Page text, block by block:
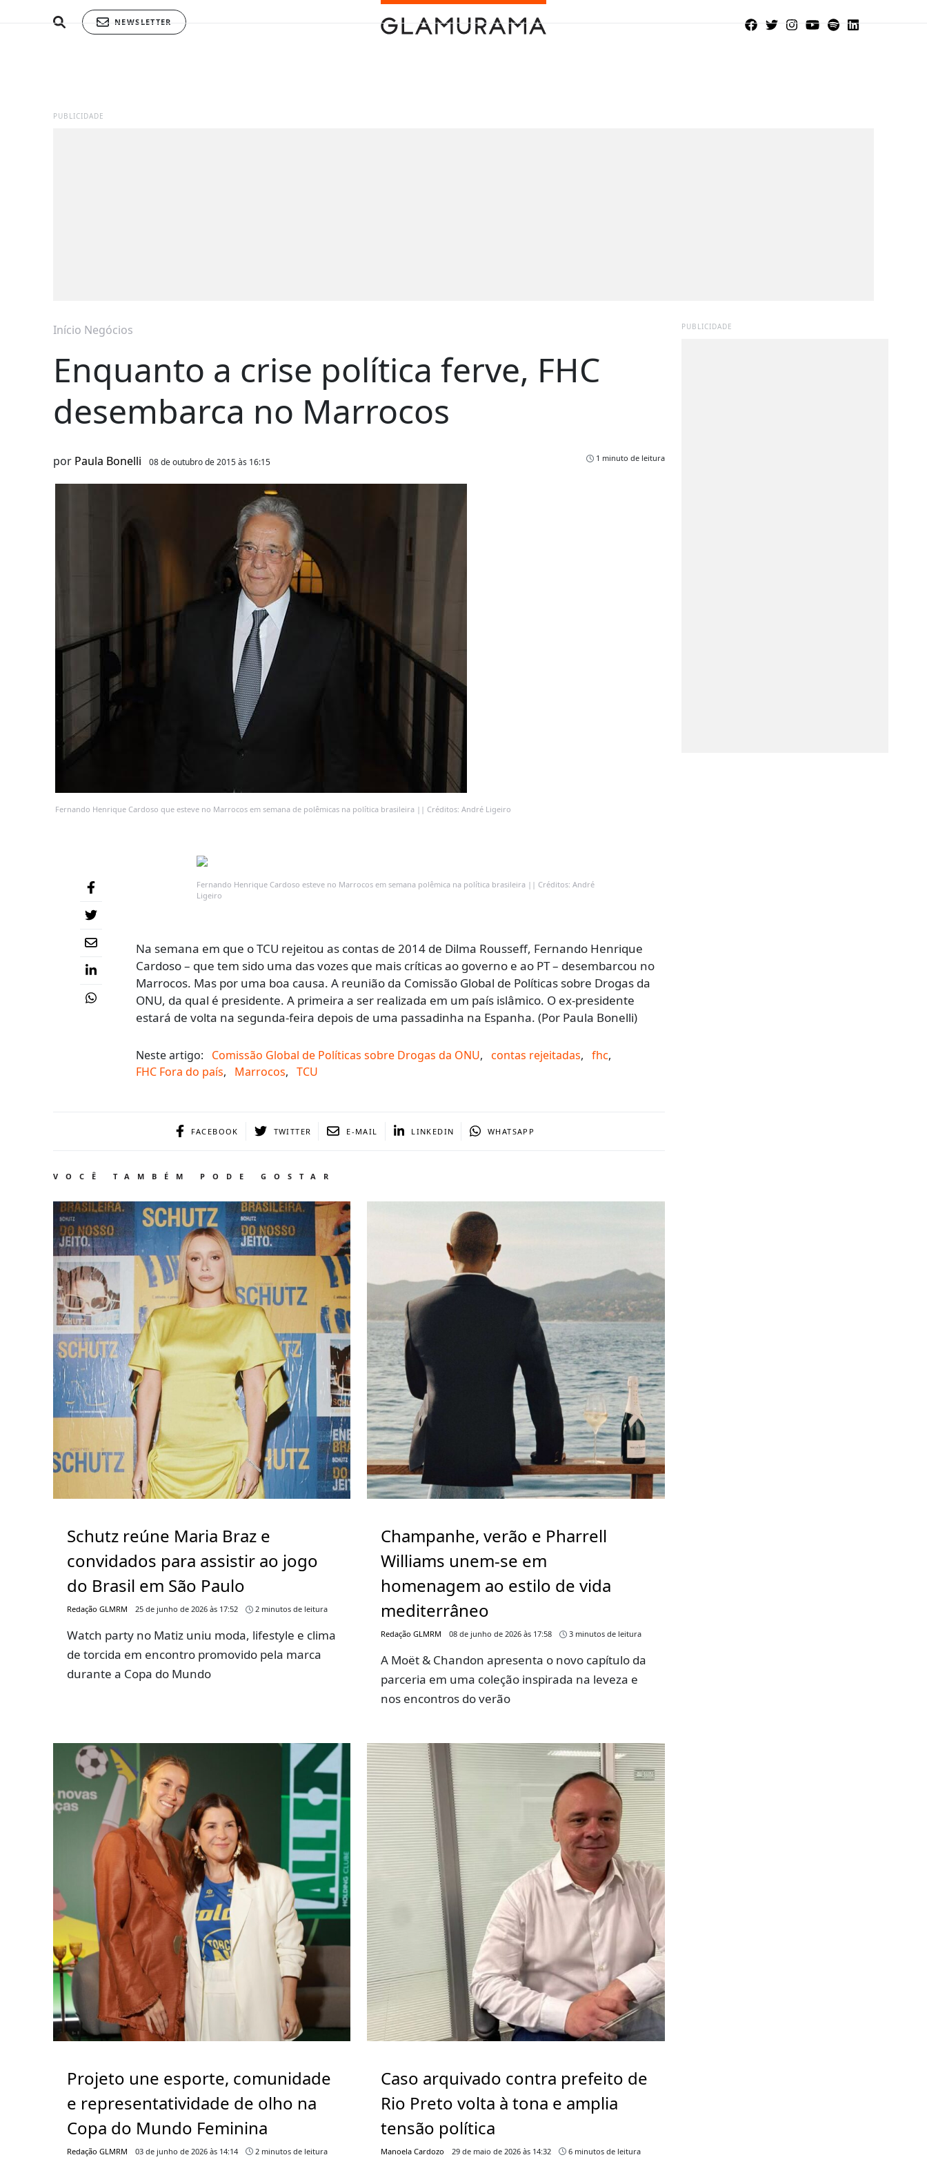
NEWSLETTER
PUBLICIDADE
Início Negócios
Enquanto a crise política ferve, FHC
desembarca no Marrocos
por Paula Bonelli 08 de outubro de 2015 às 16:15 1 minuto de leitura
Fernando Henrique Cardoso que esteve no Marrocos em semana de polêmicas na política brasileira || Créditos: André Ligeiro
Fernando Henrique Cardoso esteve no Marrocos em semana polêmica na política brasileira || Créditos: André
Ligeiro
Na semana em que o TCU rejeitou as contas de 2014 de Dilma Rousseff, ​Fernando Henrique
Cardoso – que tem sido uma das vozes que mais críticas ao governo e ao PT – desembarcou no
Marrocos. Mas por uma boa causa. A reunião da Comissão Global de Políticas sobre Drogas da
ONU, da qual é presidente. A primeira a ser realizada em um país islâmico. O ex-presidente
estará de volta na segunda-feira depois de uma passadinha na Espanha. ​(Por Paula Bonelli)
Neste artigo: Comissão Global de Políticas sobre Drogas da ONU, contas rejeitadas, fhc,
FHC Fora do país, Marrocos, TCU
FACEBOOK TWITTER E-MAIL LINKEDIN WHATSAPP
VOCÊ TAMBÉM PODE GOSTAR
Schutz reúne Maria Braz e
convidados para assistir ao jogo
do Brasil em São Paulo
Redação GLMRM 25 de junho de 2026 às 17:52 2 minutos de leitura
Watch party no Matiz uniu moda, lifestyle e clima
de torcida em encontro promovido pela marca
durante a Copa do Mundo
Champanhe, verão e Pharrell
Williams unem-se em
homenagem ao estilo de vida
mediterrâneo
Redação GLMRM 08 de junho de 2026 às 17:58 3 minutos de leitura
A Moët & Chandon apresenta o novo capítulo da
parceria em uma coleção inspirada na leveza e
nos encontros do verão
Projeto une esporte, comunidade
e representatividade de olho na
Copa do Mundo Feminina
Redação GLMRM 03 de junho de 2026 às 14:14 2 minutos de leitura
Caso arquivado contra prefeito de
Rio Preto volta à tona e amplia
tensão política
Manoela Cardozo 29 de maio de 2026 às 14:32 6 minutos de leitura
PUBLICIDADE